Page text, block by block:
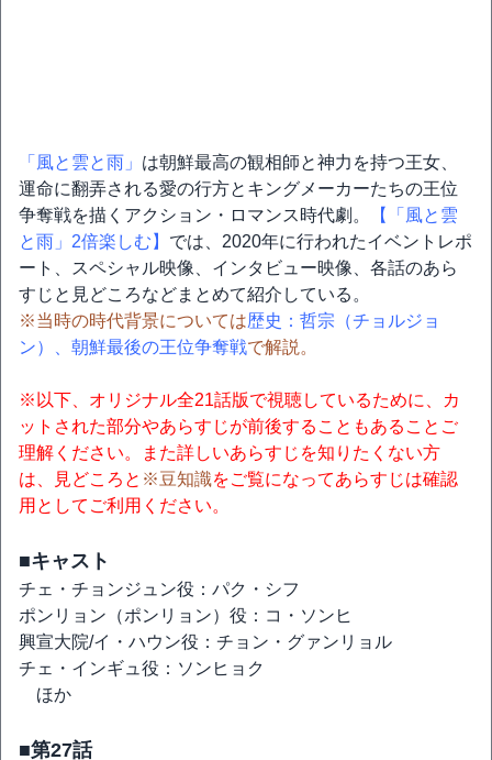
「風と雲と雨」 は朝鮮最高の観相師と神力を持つ王女、
運命に翻弄される愛の行方とキングメーカーたちの王位
争奪戦を描くアクション・ロマンス時代劇。
【「風と雲
と雨」2倍楽しむ】 では、2020年に行われたイベントレポ
ート、スペシャル映像、インタビュー映像、各話のあら
すじと見どころなどまとめて紹介している。
※当時の時代背景については歴史：哲宗（チョルジョ
ン）、朝鮮最後の王位争奪戦で解説。
※以下、オリジナル全21話版で視聴しているために、カ
ットされた部分やあらすじが前後することもあることご
理解ください。また詳しいあらすじを知りたくない方
は、見どころと ※豆知識をご覧になってあらすじは確認
用としてご利用ください。
■キャスト
チェ・チョンジュン役：パク・シフ
ポンリョン（ポンリョン）役：コ・ソンヒ
興宣大院/イ・ハウン役：チョン・グァンリョル
チェ・インギュ役：ソンヒョク
ほか
■第27話